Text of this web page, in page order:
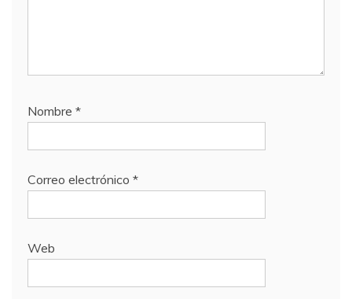
Nombre *
Correo electrónico *
Web